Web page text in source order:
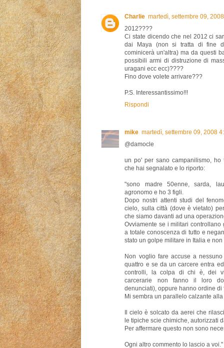
Charlie martedì, settembre 09,
2012????
Ci state dicendo che nel 2012 ci
dai Maya (non si tratta di fine
cominicerà un'altra) ma da questi
possibili armi di distruzione di
uragani ecc ecc)????
Fino dove volete arrivare???
P.S. Interessantissimo!!!
Rispondi
mike martedì, settembre 09, 2008
@damocle
un po' per sano campanilismo, ho
che hai segnalato e lo riporto:
"sono madre 50enne, sarda,
agronomo e ho 3 figli.
Dopo nostri attenti studi del
cielo, sulla città (dove è vietato)
che siamo davanti ad una
Ovviamente se i militari
a totale conoscenza di tutto e
stato un golpe militare in Italia e
Non voglio fare accuse a
quattro e se da un carcere entra
controlli, la colpa di chi è, dei
carcerarie non fanno il loro
denunciati), oppure hanno ordine
Mi sembra un parallelo calzante
Il cielo è solcato da aerei che
le tipiche scie chimiche, autorizzati
Per affermare questo non sono
Ogni altro commento lo lascio a voi."